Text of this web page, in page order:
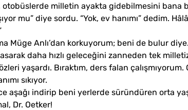
milletin ayakta gidebilmesini bana
mu” diye sordu. “Yok, ev hanımı” dedim.
Müge Anlı’dan korkuyorum; beni de bulur
daha hızlı geleceğini zanneden tek
yaşardı. Bıraktım, ders falan
sıkıyor.
aşağı indirip beni yerlerde süründüren orta
Dr. Oetker!